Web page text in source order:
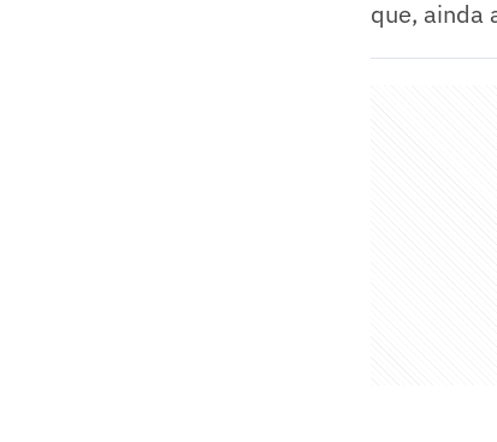
que, ainda